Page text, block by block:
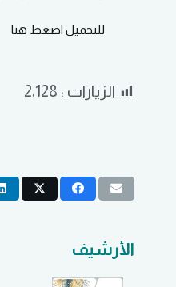
للتحميل اضغط هنا
الزيارات : 2٬128
الأرشيف